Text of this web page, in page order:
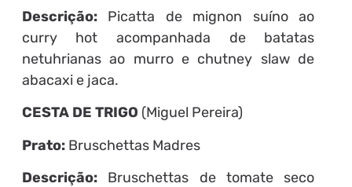
Descrição: Picatta de mignon suíno ao
curry hot acompanhada de batatas
netuhrianas ao murro e chutney slaw de
abacaxi e jaca.
CESTA DE TRIGO (Miguel Pereira)
Prato: Bruschettas Madres
Descrição: Bruschettas de tomate seco